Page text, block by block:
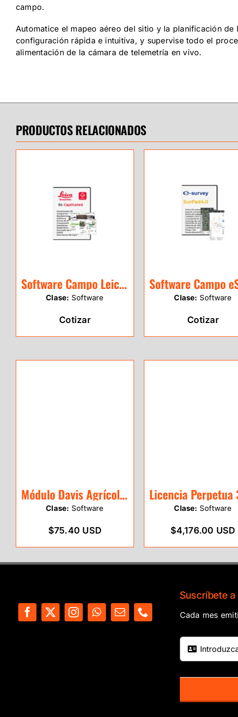
campo.‎
‎Automatice el mapeo aéreo del sitio y la planificación de
configuración rápida e intuitiva, y supervise todo el
alimentación de la cámara de telemetría en vivo.‎
PRODUCTOS RELACIONADOS
Software Campo Leica Captivate
Clase: Software
Cotizar
Clase: Software
Cotizar
Módulo Davis Agrícola (Evapotranspiración)
Clase: Software
$75.40 USD
Clase: Software
$4,176.00 USD
Suscríbete
Cada mes